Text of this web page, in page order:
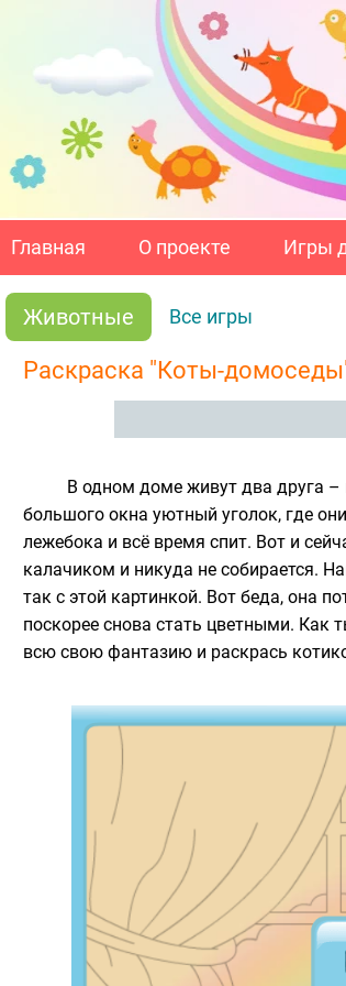
Главная О проекте Игры
Животные Все игры
Раскраска "Коты-
В одном доме живут два друга –
большого окна уютный уголок, где
лежебока и всё время спит. Вот и
калачиком и никуда не собирается.
так с этой картинкой. Вот беда, она
поскорее снова стать цветными.
всю свою фантазию и раскрась